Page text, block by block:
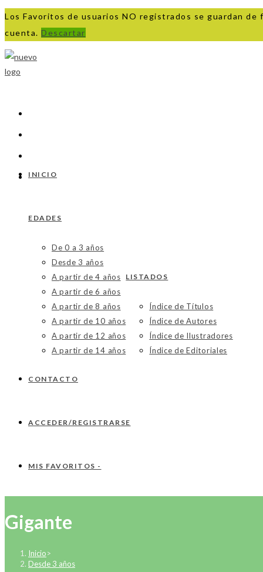
Los Favoritos de usuarios NO registrados se guardan
cuenta. Descartar
Ir
al
INICIO
EDADES
De 0 a 3 años
Desde 3 años
A partir de 4 años
A partir de 6 años
A partir de 8 años
A partir de 10 años
A partir de 12 años
A partir de 14 años
LISTADOS
Índice de Títulos
Índice de Autores
Índice de Ilustradores
Índice de Editoriales
CONTACTO
ACCEDER/REGISTRARSE
MIS FAVORITOS -
Gigante
Inicio>
Desde 3 años